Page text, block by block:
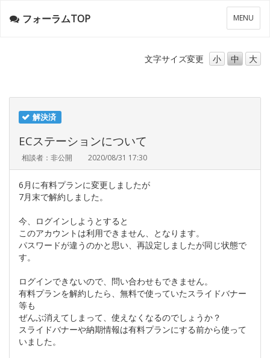
メ
ニ
ー
MENU
フォーラムTOP
文字サイズ変更 小 中 大
解決済
ECステーションについて
相談者：非公開 2020/08/31 17:30
6月に有料プランに変更しましたが
7月末で解約しました。
今、ログインしようとすると
このアカウントは利用できません、となります。
パスワードが違うのかと思い、再設定しましたが同じ状態で
す。
ログインできないので、問い合わせもできません。
有料プランを解約したら、無料で使っていたスライドバナー
等も
ぜんぶ消えてしまって、使えなくなるのでしょうか？
スライドバナーや納期情報は有料プランにする前から使って
いました。